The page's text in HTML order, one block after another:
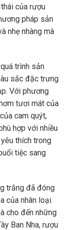
của rượu
pháp sản
nhẹ nhàng mà
trình sản
sắc đặc trưng
Với phương
tươi mát của
cam quýt,
hợp với nhiều
thích trong
tiệc sang
trắng đã đóng
của nhân loại.
cho đến những
Ban Nha, rượu